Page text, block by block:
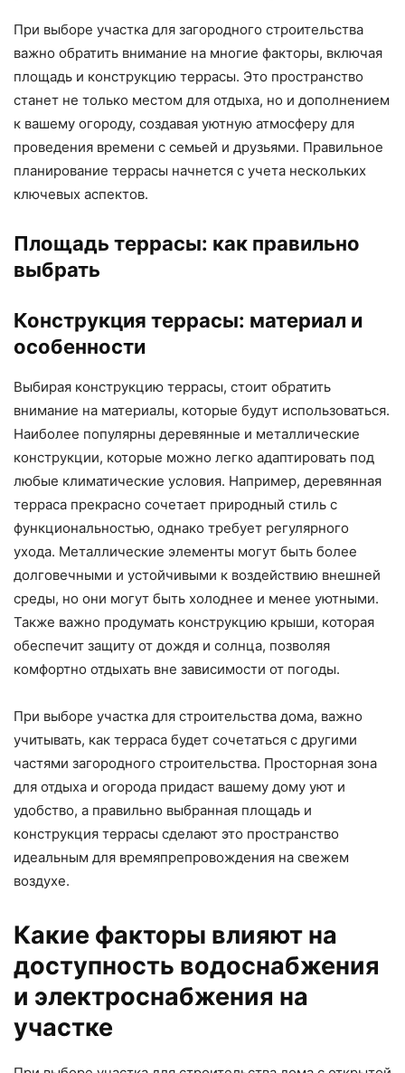
При выборе участка для загородного строительства
важно обратить внимание на многие факторы, включая
площадь и конструкцию террасы. Это пространство
станет не только местом для отдыха, но и дополнением
к вашему огороду, создавая уютную атмосферу для
проведения времени с семьей и друзьями. Правильное
планирование террасы начнется с учета нескольких
ключевых аспектов.
Площадь террасы: как правильно
выбрать
Конструкция террасы: материал и
особенности
Выбирая конструкцию террасы, стоит обратить
внимание на материалы, которые будут использоваться.
Наиболее популярны деревянные и металлические
конструкции, которые можно легко адаптировать под
любые климатические условия. Например, деревянная
терраса прекрасно сочетает природный стиль с
функциональностью, однако требует регулярного
ухода. Металлические элементы могут быть более
долговечными и устойчивыми к воздействию внешней
среды, но они могут быть холоднее и менее уютными.
Также важно продумать конструкцию крыши, которая
обеспечит защиту от дождя и солнца, позволяя
комфортно отдыхать вне зависимости от погоды.
При выборе участка для строительства дома, важно
учитывать, как терраса будет сочетаться с другими
частями загородного строительства. Просторная зона
для отдыха и огорода придаст вашему дому уют и
удобство, а правильно выбранная площадь и
конструкция террасы сделают это пространство
идеальным для времяпрепровождения на свежем
воздухе.
Какие факторы влияют на
доступность водоснабжения
и электроснабжения на
участке